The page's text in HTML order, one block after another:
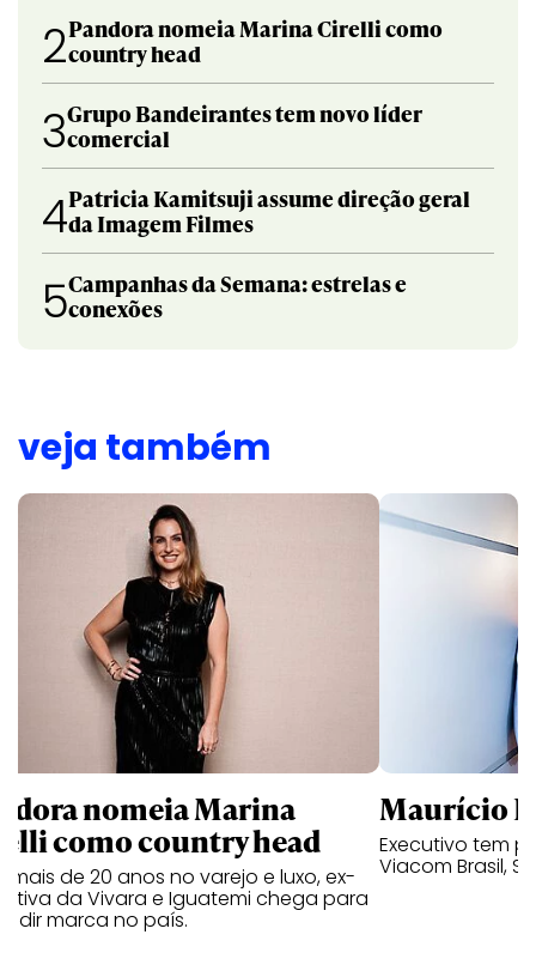
2Pandora nomeia Marina Cirelli como
country head
3Grupo Bandeirantes tem novo líder
comercial
4Patricia Kamitsuji assume direção geral
da Imagem Filmes
5Campanhas da Semana: estrelas e
conexões
veja também
nomeia Marina
como country head
mais de 20 anos no varejo e luxo, ex-
da Vivara e Iguatemi chega para
marca no país.
Maurício
Executivo tem
Viacom Brasil,